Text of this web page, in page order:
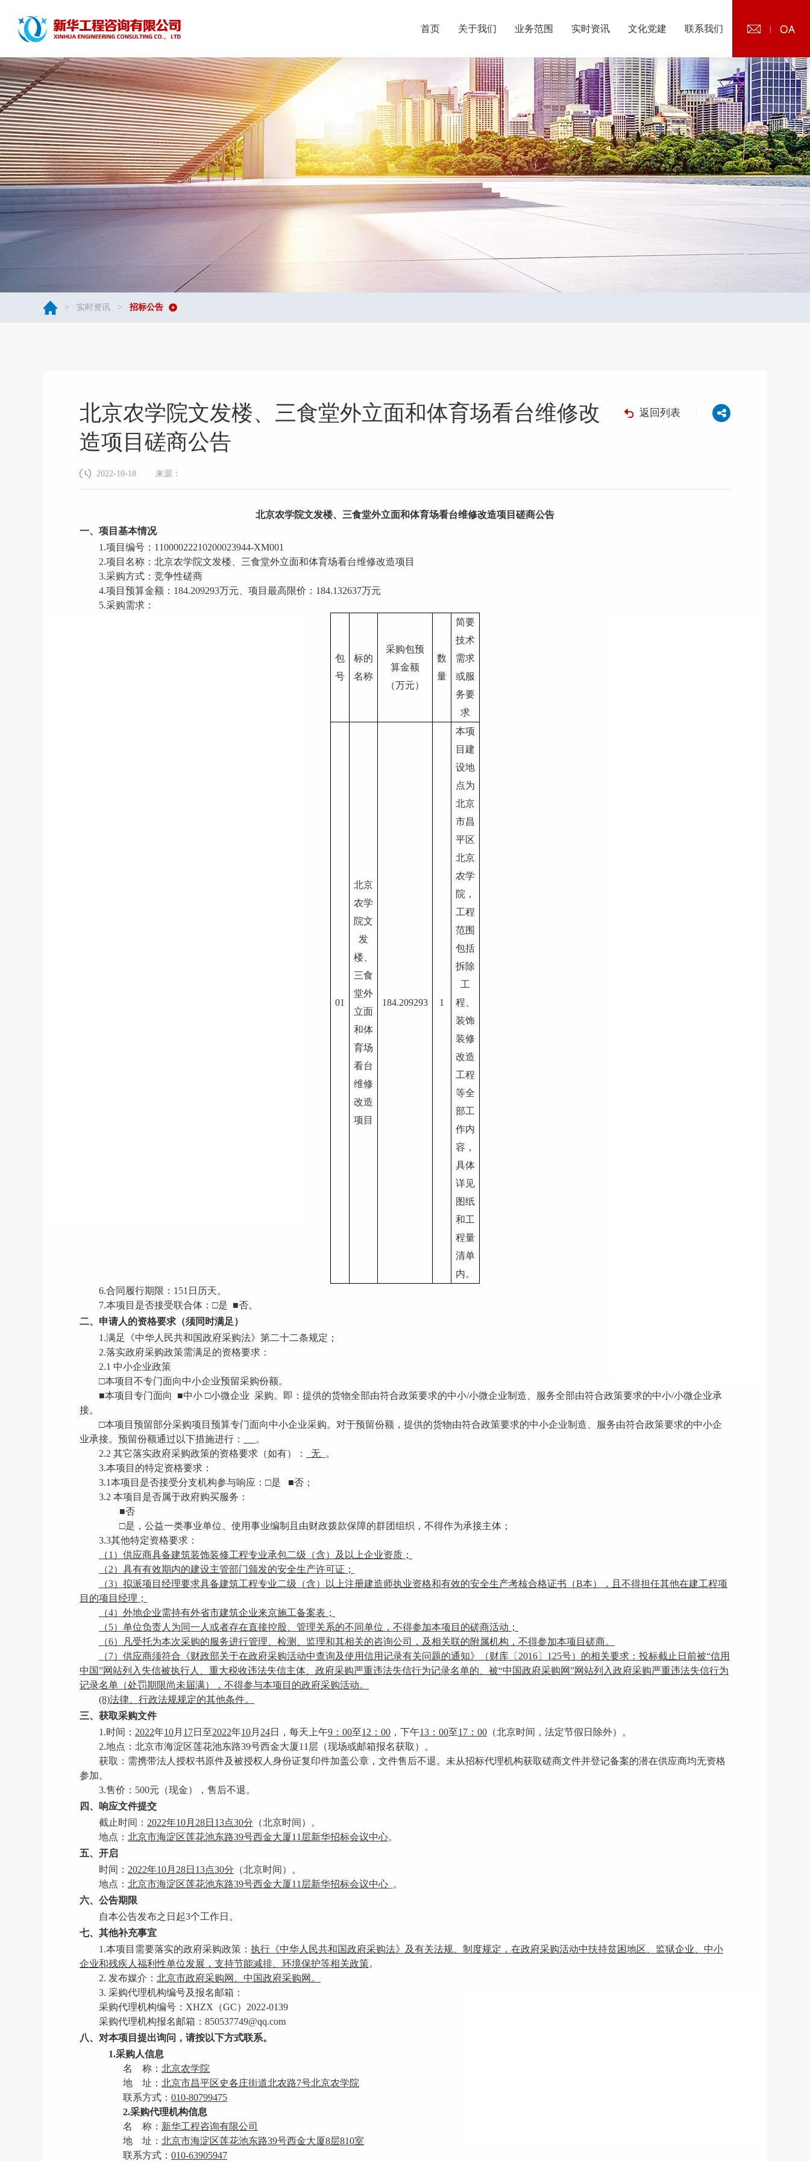
|
首页 关于我们 业务范围 实时资讯 文化党建 联系我们
> 实时资讯 > 招标公告
北京农学院文发楼、三食堂外立面和体育场看台维修改
造项目磋商公告
返回列表
2022-10-18 来源：
北京农学院文发楼、三食堂外立面和体育场看台维修改造项目磋商公告
一、项目基本情况
1.项目编号：11000022210200023944-XM001
2.项目名称： 北京农学院文发楼、三食堂外立面和体育场看台维修改造项目
3.采购方式：竞争性磋商
4.项目预算金额 ： 184.209293万元、项目最高限价： 184.132637万元
5.采购需求：
包
号
标的
名称
采购包预
算金额
（万元）
数
量
简要
技术
需求
或服
务要
求
01
北京
农学
院文
发
楼、
三食
堂外
立面
和体
育场
看台
维修
改造
项目
184.209293 1
本项
目建
设地
点为
北京
市昌
平区
北京
农学
院，
工程
范围
包括
拆除
工
程、
装饰
装修
改造
工程
等全
部工
作内
容，
具体
详见
图纸
和工
程量
清单
内。
6.合同履行期限： 151日历天。
7.本项目是否接受联合体： □是 ■否。
二、申请人的资格要求（须同时满足）
1.满足《中华人民共和国政府采购法》第二十二条规定；
2.落实政府采购政策需满足的资格要求：
2.1 中小企业政策
□本项目不专门面向中小企业预留采购份额。
■本项目专门面向 ■中小 □小微企业 采购。即：提供的货物全部由符合政策要求的中小/小微企业制造、服务全部由符合政策要求的中小/小微企业承
接。
□本项目预留部分采购项目预算专门面向中小企业采购。对于预留份额，提供的货物由符合政策要求的中小企业制造、服务由符合政策要求的中小企
业承接。预留份额通过以下措施进行：
。
2.2 其它落实政府采购政策的资格要求（如有）：
无 。
3.本项目的特定资格要求：
3.1本项目是否接受分支机构参与响应： □是
■否；
3.2 本项目是否属于政府购买服务：
■否
□是，公益一类事业单位、使用事业编制且由财政拨款保障的群团组织，不得作为承接主体；
3.3其他特定资格要求：
（1）供应商具备建筑装饰装修工程专业承包二级（含）及以上企业资质；
（2）具有有效期内的建设主管部门颁发的安全生产许可证；
（3）拟派项目经理要求具备建筑工程专业二级（含）以上注册建造师执业资格和有效的安全生产考核合格证书（B本），且不得担任其他在建工程项
目的项目经理；
（4）外地企业需持有外省市建筑企业来京施工备案表；
（5）单位负责人为同一人或者存在直接控股、管理关系的不同单位，不得参加本项目的磋商活动；
（6）凡受托为本次采购的服务进行管理、检测、监理和其相关的咨询公司，及相关联的附属机构，不得参加本项目磋商。
（7）供应商须符合《财政部关于在政府采购活动中查询及使用信用记录有关问题的通知》（财库〔2016〕125号）的相关要求：投标截止日前被“信用
中国”网站列入失信被执行人、重大税收违法失信主体、政府采购严重违法失信行为记录名单的、被“中国政府采购网”网站列入政府采购严重违法失信行为
记录名单（处罚期限尚未届满），不得参与本项目的政府采购活动。
(8)法律、行政法规规定的其他条件。
三、获取采购文件
1.时间： 2022年10月 17日至2022年10月 24日，每天上午9 ： 00至1 2 ： 00 ，下午13 ： 00至17 ： 00 （北京时间，法定节假日除外）。
2.地点： 北京市海淀区莲花池东路39号西金大厦11层（现场或邮箱报名获取）。
获取：需携带法人授权书原件及被授权人身份证复印件加盖公章，文件售后不退。未从招标代理机构获取磋商文件并登记备案的潜在供应商均无资格
参加。
3.售价： 500元 （现金） ，售后不退 。
四、
响应文件提交
截止时间： 2022年10月28日13点30分 （北京时间）
。
地点： 北京市海淀区莲花池东路39号西金大厦11层新华招标会议中心。
五、开启
时间： 2022年10月28日13点30分 （北京时间）
。
地点： 北京市海淀区莲花池东路39号西金大厦11层新华招标会议中心 。
六、公告期限
自本公告发布之日起3个工作日。
七、其他补充事宜
1.本项目需要落实的政府采购政策： 执行《中华人民共和国政府采购法》及有关法规、制度规定，在政府采购活动中扶持贫困地区、监狱企业、中小
企业和残疾人福利性单位发展，支持节能减排、环境保护等相关政策。
2. 发布媒介： 北京市政府采购网、中国政府采购网。
3. 采购代理机构编号及报名邮箱：
采购代理机构编号： XHZX（GC）2022-0139
采购代理机构报名邮箱： 850537749@qq.com
八、对本项目提出询问，请按以下方式联系。
1.采购人信息
名
称： 北京农学院
地
址： 北京市昌平区史各庄街道北农路7号北京农学院
联系方式： 010-80799475
2.采购代理机构信息
名
称 ： 新华工程咨询有限公司
地
址： 北京市海淀区莲花池东路39号西金大厦8层810室
联系方式： 010-63905947